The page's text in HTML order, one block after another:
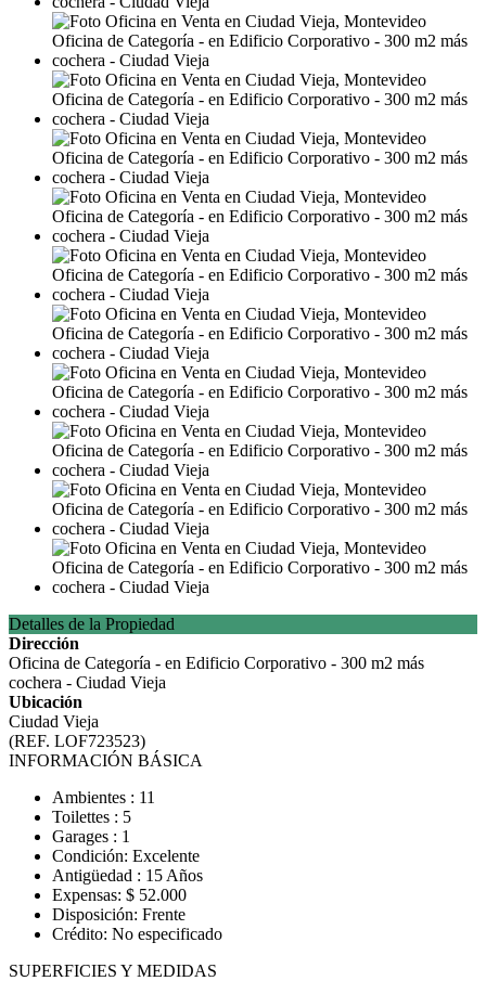
Detalles de la Propiedad
Dirección
Oficina de Categoría - en Edificio Corporativo - 300 m2 más
cochera - Ciudad Vieja
Ubicación
Ciudad Vieja
(REF. LOF723523)
INFORMACIÓN BÁSICA
Ambientes : 11
Toilettes : 5
Garages : 1
Condición: Excelente
Antigüedad : 15 Años
Expensas: $ 52.000
Disposición: Frente
Crédito: No especificado
SUPERFICIES Y MEDIDAS